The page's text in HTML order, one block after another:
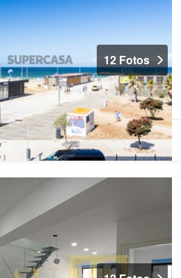
12 Fotos